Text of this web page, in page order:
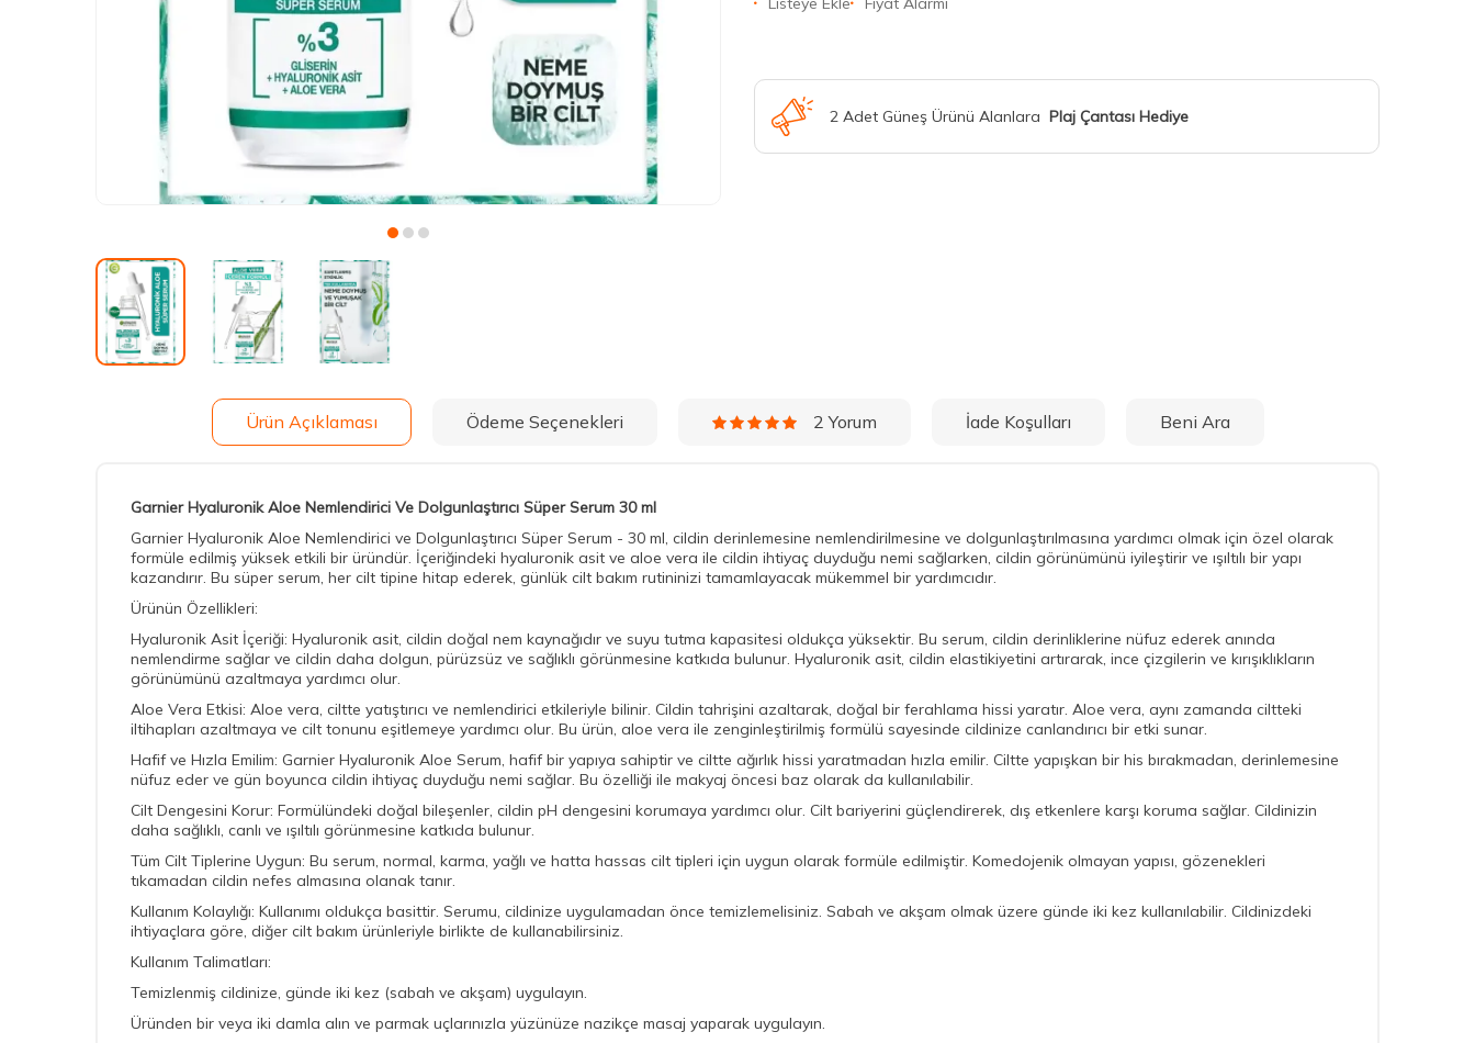
2 Adet Güneş Ürünü Alanlara Plaj Çantası Hediye
Ürün Açıklaması Ödeme Seçenekleri 2 Yorum İade Koşulları Beni Ara
Garnier Hyaluronik Aloe Nemlendirici Ve Dolgunlaştırıcı Süper Serum 30 ml
Garnier Hyaluronik Aloe Nemlendirici ve Dolgunlaştırıcı Süper Serum - 30 ml, cildin derinlemesine nemlendirilmesine ve dolgunlaştırılmasına yardımcı olmak için özel olarak
formüle edilmiş yüksek etkili bir üründür. İçeriğindeki hyaluronik asit ve aloe vera ile cildin ihtiyaç duyduğu nemi sağlarken, cildin görünümünü iyileştirir ve ışıltılı bir yapı
kazandırır. Bu süper serum, her cilt tipine hitap ederek, günlük cilt bakım rutininizi tamamlayacak mükemmel bir yardımcıdır.
Ürünün Özellikleri:
Hyaluronik Asit İçeriği: Hyaluronik asit, cildin doğal nem kaynağıdır ve suyu tutma kapasitesi oldukça yüksektir. Bu serum, cildin derinliklerine nüfuz ederek anında
nemlendirme sağlar ve cildin daha dolgun, pürüzsüz ve sağlıklı görünmesine katkıda bulunur. Hyaluronik asit, cildin elastikiyetini artırarak, ince çizgilerin ve kırışıklıkların
görünümünü azaltmaya yardımcı olur.
Aloe Vera Etkisi: Aloe vera, ciltte yatıştırıcı ve nemlendirici etkileriyle bilinir. Cildin tahrişini azaltarak, doğal bir ferahlama hissi yaratır. Aloe vera, aynı zamanda ciltteki
iltihapları azaltmaya ve cilt tonunu eşitlemeye yardımcı olur. Bu ürün, aloe vera ile zenginleştirilmiş formülü sayesinde cildinize canlandırıcı bir etki sunar.
Hafif ve Hızla Emilim: Garnier Hyaluronik Aloe Serum, hafif bir yapıya sahiptir ve ciltte ağırlık hissi yaratmadan hızla emilir. Ciltte yapışkan bir his bırakmadan, derinlemesine
nüfuz eder ve gün boyunca cildin ihtiyaç duyduğu nemi sağlar. Bu özelliği ile makyaj öncesi baz olarak da kullanılabilir.
Cilt Dengesini Korur: Formülündeki doğal bileşenler, cildin pH dengesini korumaya yardımcı olur. Cilt bariyerini güçlendirerek, dış etkenlere karşı koruma sağlar. Cildinizin
daha sağlıklı, canlı ve ışıltılı görünmesine katkıda bulunur.
Tüm Cilt Tiplerine Uygun: Bu serum, normal, karma, yağlı ve hatta hassas cilt tipleri için uygun olarak formüle edilmiştir. Komedojenik olmayan yapısı, gözenekleri
tıkamadan cildin nefes almasına olanak tanır.
Kullanım Kolaylığı: Kullanımı oldukça basittir. Serumu, cildinize uygulamadan önce temizlemelisiniz. Sabah ve akşam olmak üzere günde iki kez kullanılabilir. Cildinizdeki
ihtiyaçlara göre, diğer cilt bakım ürünleriyle birlikte de kullanabilirsiniz.
Kullanım Talimatları:
Temizlenmiş cildinize, günde iki kez (sabah ve akşam) uygulayın.
Üründen bir veya iki damla alın ve parmak uçlarınızla yüzünüze nazikçe masaj yaparak uygulayın.